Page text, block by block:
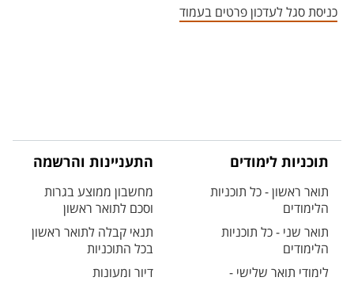
כניסת סגל לעדכון פרטים בעמוד
תוכניות לימודים
תואר ראשון - כל תוכניות
הלימודים
תואר שני - כל תוכניות
הלימודים
לימודי תואר שלישי -
התעניינות והרשמה
מחשבון ממוצע בגרות
וסכם לתואר ראשון
תנאי קבלה לתואר ראשון
בכל התוכניות
דיור ומעונות